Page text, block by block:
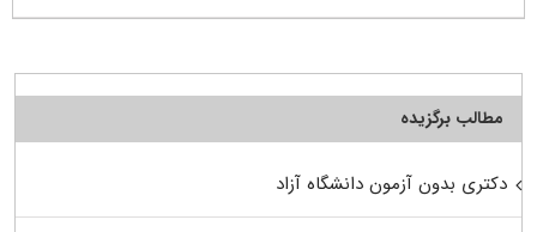
مطالب برگزیده
دکتری بدون آزمون دانشگاه آزاد